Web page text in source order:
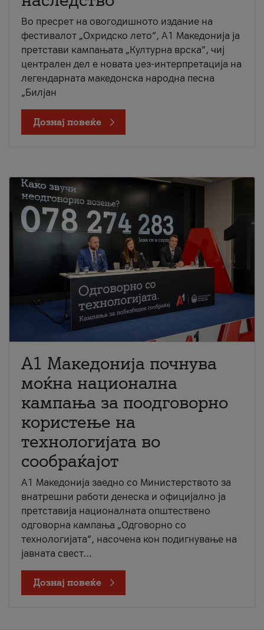
Во пресрет на овогодишното издание на
фестивалот „Охридско лето“, А1 Македонија ја
претстави кампањата „Културна врска“, чиј
централен дел е новата џез-интерпретација на
легендарната македонска народна песна
„Билјан
Дознај повеќе
A1 Македонија почнува
моќна национална
кампања за поодговорно
користење на
технологијата во
сообраќајот
A1 Македонија заедно со Министерството за
внатрешни работи денеска и официјално ја
претставија националната општествено
одговорна кампања „Одговорно со
технологијата“, насочена кон подигнување на
јавната свест...
Дознај повеќе